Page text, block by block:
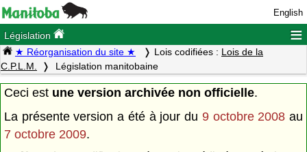
English
Législation ≡
★ Réorganisation du site ★ Lois codifiées : Lois de la
C.P.L.M.
Législation manitobaine
Ceci est une version archivée non officielle.
La présente version a été à jour du 9 octobre 2008 au
7 octobre 2009.